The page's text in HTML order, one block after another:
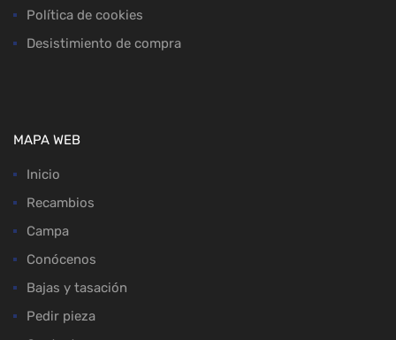
Política de cookies
Desistimiento de compra
MAPA WEB
Inicio
Recambios
Campa
Conócenos
Bajas y tasación
Pedir pieza